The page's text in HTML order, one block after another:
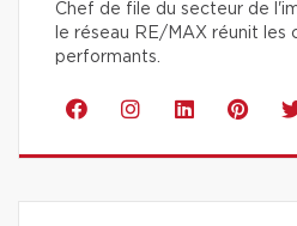
Chef de file du secteur de
le réseau RE/MAX réunit les
performants.